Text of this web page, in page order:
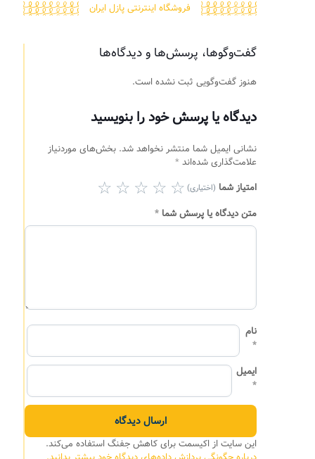
فروشگاه اینترنتی پازل ایران
گفت‌وگوها، پرسش‌ها و دیدگاه‌ها
هنوز گفت‌وگویی ثبت نشده است.
دیدگاه یا پرسش خود را بنویسید
نشانی ایمیل شما منتشر نخواهد شد. بخش‌های موردنیاز
علامت‌گذاری شده‌اند *
امتیاز شما (اختیاری)
متن دیدگاه یا پرسش شما *
نام
*
ایمیل
*
این سایت از اکیسمت برای کاهش جفنگ استفاده می‌کند.